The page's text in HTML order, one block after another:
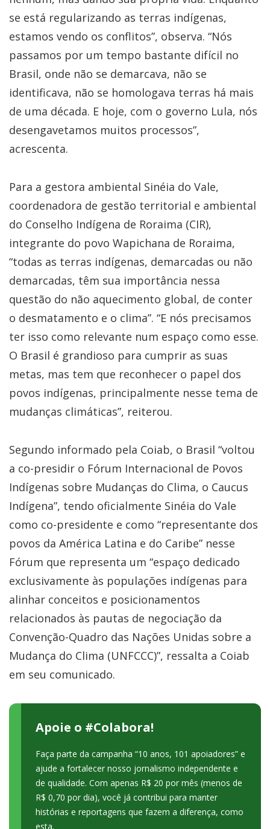
se está regularizando as terras indígenas,
estamos vendo os conflitos”, observa. “Nós
passamos por um tempo bastante difícil no
Brasil, onde não se demarcava, não se
identificava, não se homologava terras há mais
de uma década. E hoje, com o governo Lula, nós
desengavetamos muitos processos”,
acrescenta.
Para a gestora ambiental Sinéia do Vale,
coordenadora de gestão territorial e ambiental
do Conselho Indígena de Roraima (CIR),
integrante do povo Wapichana de Roraima,
“todas as terras indígenas, demarcadas ou não
demarcadas, têm sua importância nessa
questão do não aquecimento global, de conter
o desmatamento e o clima”. “E nós precisamos
ter isso como relevante num espaço como esse.
O Brasil é grandioso para cumprir as suas
metas, mas tem que reconhecer o papel dos
povos indígenas, principalmente nesse tema de
mudanças climáticas”, reiterou.
Segundo informado pela Coiab, o Brasil “voltou
a co-presidir o Fórum Internacional de Povos
Indígenas sobre Mudanças do Clima, o Caucus
Indígena”, tendo oficialmente Sinéia do Vale
como co-presidente e como “representante dos
povos da América Latina e do Caribe” nesse
Fórum que representa um “espaço dedicado
exclusivamente às populações indígenas para
alinhar conceitos e posicionamentos
relacionados às pautas de negociação da
Convenção-Quadro das Nações Unidas sobre a
Mudança do Clima (UNFCCC)”, ressalta a Coiab
em seu comunicado.
Apoie o #Colabora!
Faça parte da campanha “10 anos, 101 apoiadores” e
ajude a fortalecer nosso jornalismo independente e
de qualidade. Com apenas R$ 20 por mês (menos de
R$ 0,70 por dia), você já contribui para manter
histórias e reportagens que fazem a diferença, como
esta.